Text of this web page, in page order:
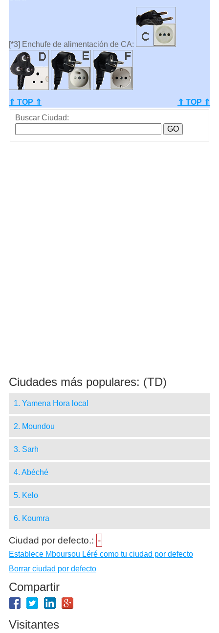
[*3] Enchufe de alimentación de CA:
⇑ TOP ⇑
⇑ TOP ⇑
Buscar Ciudad:
Ciudades más populares: (TD)
1. Yamena Hora local
2. Moundou
3. Sarh
4. Abéché
5. Kelo
6. Koumra
Ciudad por defecto.: -
Establece Mboursou Léré como tu ciudad por defecto
Borrar ciudad por defecto
Compartir
Visitantes